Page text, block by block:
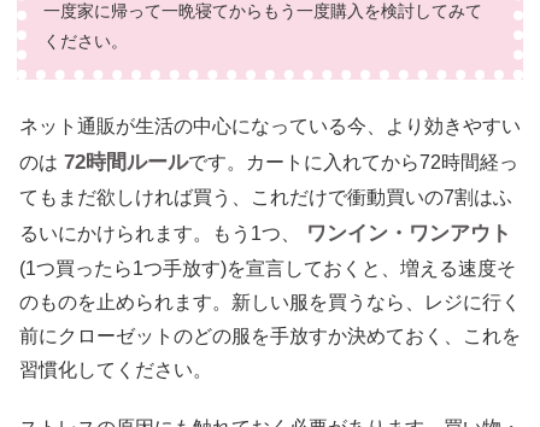
一度家に帰って一晩寝てからもう一度購入を検討してみて
ください。
ネット通販が生活の中心になっている今、より効きやすい
のは 72時間ルールです。カートに入れてから72時間経っ
てもまだ欲しければ買う、これだけで衝動買いの7割はふ
るいにかけられます。もう1つ、
ワンイン・ワンアウト
(1つ買ったら1つ手放す)を宣言しておくと、増える速度そ
のものを止められます。新しい服を買うなら、レジに行く
前にクローゼットのどの服を手放すか決めておく、これを
習慣化してください。